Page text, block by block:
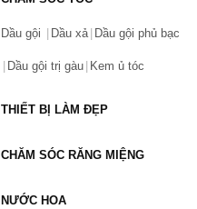
Dầu gội Dầu xả Dầu gội phủ bạc
Dầu gội trị gàu Kem ủ tóc
THIẾT BỊ LÀM ĐẸP
CHĂM SÓC RĂNG MIỆNG
NƯỚC HOA